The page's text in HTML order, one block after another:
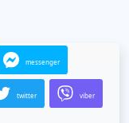
messenger
twitter viber